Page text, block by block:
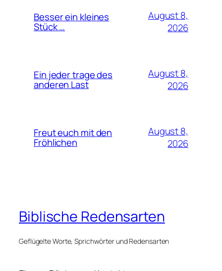
Besser ein kleines
Stück …
August 8,
2026
Ein jeder trage des
anderen Last
August 8,
2026
Freut euch mit den
Fröhlichen
August 8,
2026
Biblische Redensarten
Geflügelte Worte, Sprichwörter und Redensarten